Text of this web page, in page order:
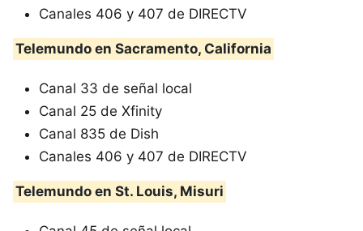
Canales 406 y 407 de DIRECTV
Telemundo en Sacramento, California
Canal 33 de señal local
Canal 25 de Xfinity
Canal 835 de Dish
Canales 406 y 407 de DIRECTV
Telemundo en St. Louis, Misuri